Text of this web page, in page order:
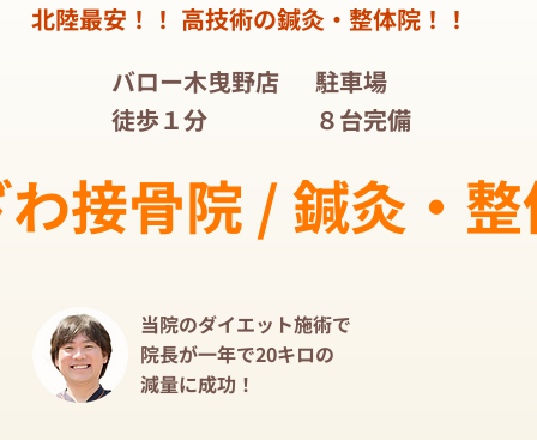
接骨院 / 鍼灸・
​北陸最安！！ 高技術の鍼灸・整体院！！
バロー木曳野店
徒歩１分
駐車場
８台完備
当院のダイエット施術で
院長が一年で20キロの
減量に成功！